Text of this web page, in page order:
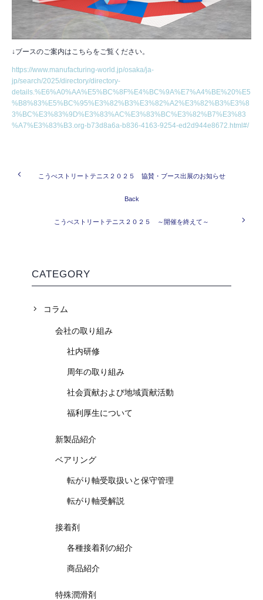
↓ブースのご案内はこちらをご覧ください。
https://www.manufacturing-world.jp/osaka/ja-
jp/search/2025/directory/directory-
details.%E6%A0%AA%E5%BC%8F%E4%BC%9A%E7%A4%BE%20%E5
%B8%83%E5%BC%95%E3%82%B3%E3%82%A2%E3%82%B3%E3%8
3%BC%E3%83%9D%E3%83%AC%E3%83%BC%E3%82%B7%E3%83
%A7%E3%83%B3.org-b73d8a6a-b836-4163-9254-ed2d944e8672.html#/
こうべストリートテニス２０２５ 協賛・ブース出展のお知らせ
Back
こうべストリートテニス２０２５ ～開催を終えて～
CATEGORY
コラム
会社の取り組み
社内研修
周年の取り組み
社会貢献および地域貢献活動
福利厚生について
新製品紹介
ベアリング
転がり軸受取扱いと保守管理
転がり軸受解説
接着剤
各種接着剤の紹介
商品紹介
特殊潤滑剤